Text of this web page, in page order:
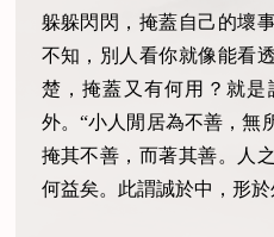
躲躲閃閃，掩蓋自己的壞
不知，別人看你就像能看
楚，掩蓋又有何用？就
外。“小人閒居為不善，無
掩其不善，而著其善。人
何益矣。此謂誠於中，形於